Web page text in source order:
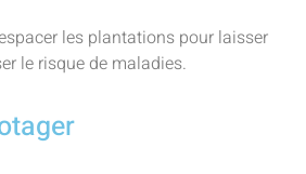
les plantations pour laisser
le risque de maladies.